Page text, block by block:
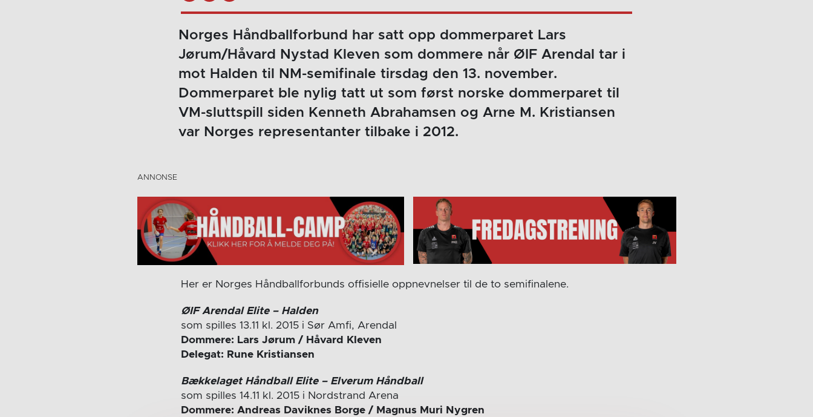
Norges Håndballforbund har satt opp dommerparet Lars
Jørum/Håvard Nystad Kleven som dommere når ØIF Arendal tar i
mot Halden til NM-semifinale tirsdag den 13. november.
Dommerparet ble nylig tatt ut som først norske dommerparet til
VM-sluttspill siden Kenneth Abrahamsen og Arne M. Kristiansen
var Norges representanter tilbake i 2012.
Her er Norges Håndballforbunds offisielle oppnevnelser til de to semifinalene.
ØIF Arendal Elite – Halden
som spilles 13.11 kl. 2015 i Sør Amfi, Arendal
Dommere: Lars Jørum / Håvard Kleven
Delegat: Rune Kristiansen
Bækkelaget Håndball Elite – Elverum Håndball
som spilles 14.11 kl. 2015 i Nordstrand Arena
Dommere: Andreas Daviknes Borge / Magnus Muri Nygren